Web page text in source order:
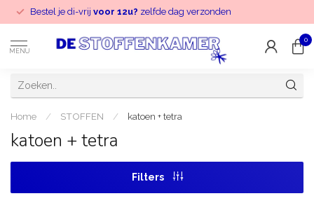
Bestel je di-vrij voor 12u? zelfde dag verzonden
MENU
0
Home / STOFFEN / katoen + tetra
katoen + tetra
Filters